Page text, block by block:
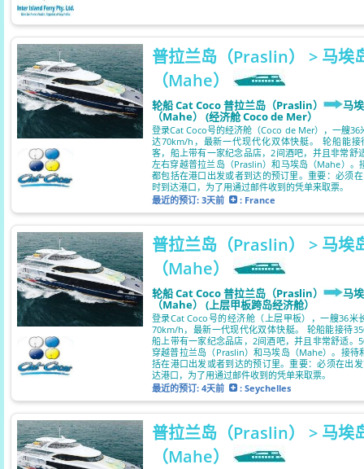
普拉兰岛（Praslin） > 马埃
（Mahe）
轮船 Cat Coco 普拉兰岛（Praslin） 马
（Mahe） (经济舱 Coco de Mer）
登录Cat Coco号的经济舱（Coco de Mer），一艘36
达70km/h，最新一代现代化双体快艇。 轮船能接
客，船上带有一家纪念品店，2间酒吧，并且非常舒
左右穿越普拉兰岛（Praslin）和马埃岛（Mahe）。
都包括在港口出发或者到达的预订里。重要：必须
时到达港口，为了用通过邮件收到的凭单来取票。
最近的预订: 3天前 : France
普拉兰岛（Praslin） > 马埃
（Mahe）
轮船 Cat Coco 普拉兰岛（Praslin） 马
（Mahe） (上层甲板跨岛经济舱）
登录Cat Coco号的经济舱（上层甲板），一艘36米
70km/h，最新一代现代化双体快艇。 轮船能接待
船上带有一家纪念品店，2间酒吧，并且非常舒适。
穿越普拉兰岛（Praslin）和马埃岛（Mahe）。接待
括在港口出发或者到达的预订里。重要：必须在出
达港口，为了用通过邮件收到的凭单来取票。
最近的预订: 4天前 : Seychelles
普拉兰岛（Praslin） > 马埃
（Mahe）